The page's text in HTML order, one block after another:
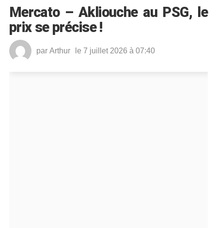
Mercato – Akliouche au PSG, le
prix se précise !
par Arthur le 7 juillet 2026 à 07:40